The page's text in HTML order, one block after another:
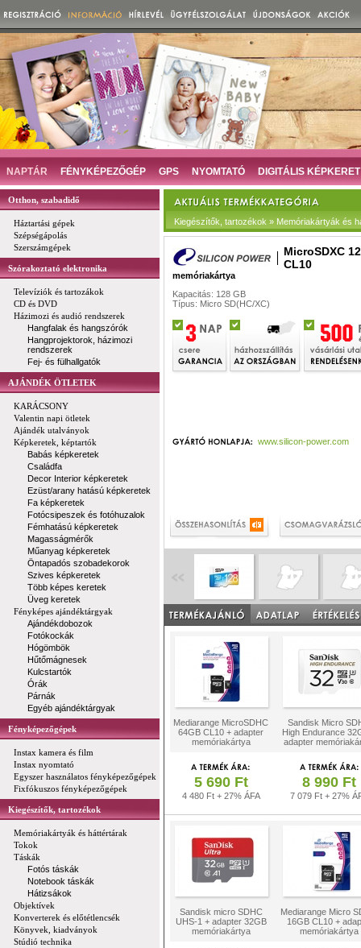
NAPTÁR FÉNYKÉPEZŐGÉP GPS NYOMTATÓ DIGITÁLIS KÉPKERET
Otthon, szabadidő
Háztartási gépek
Szépségápolás
Szerszámgépek
Szórakoztató elektronika
Televíziók és tartozákok
CD és DVD
Házimozi és audió rendszerek
Hangfalak és hangszórók
Hangprojektorok, házimozi
rendszerek
Fej- és fülhallgatók
AJÁNDÉK ÖTLETEK
KARÁCSONY
Valentin napi ötletek
Ajándék utalványok
Képkeretek, képtartók
Babás képkeretek
Családfa
Decor Interior képkeretek
Ezüst/arany hatású képkeretek
Fa képkeretek
Fotócsipeszek és fotóhuzalok
Fémhatású képkeretek
Magasságmérők
Műanyag képkeretek
Öntapadós szobadekorok
Szives képkeretek
Több képes keretek
Üveg keretek
Fényképes ajándéktárgyak
Ajándékdobozok
Fotókockák
Hógömbök
Hűtőmágnesek
Kulcstartók
Órák
Párnák
Egyéb ajándéktárgyak
Fényképezőgépek
Instax kamera és film
Instax nyomtató
Egyszer használatos fényképezőgépek
Fixfókuszos fényképezőgépek
Kiegészítők, tartozékok
Memóriakártyák és háttértárak
Tokok
Táskák
Fotós táskák
Notebook táskák
Hátizsákok
Objektívek
Konverterek és előtétlencsék
Könyvek, kiadványok
Stúdió technika
Kiegészítők, tartozékok » Memóriakártyák és
MicroSDXC
CL10
memóriakártya
Kapacitás: 128 GB
Típus: Micro SD(HC/XC)
www.silicon-power.com
Mediarange MicroSDHC
64GB CL10 + adapter
memóriakártya
Sandisk Micro
High Endurance
adapter
5 690 Ft
4 480 Ft + 27% ÁFA
8 990 Ft
7 079 Ft + 27%
Sandisk micro SDHC
UHS-1 + adapter 32GB
memóriakártya
Mediarange Micro
16GB CL10 +
memóriakártya